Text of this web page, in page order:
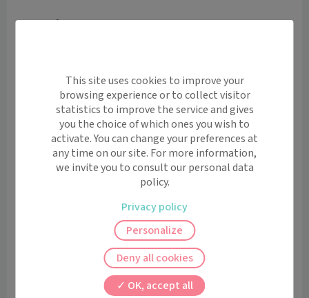
Le Pôle Forme
programmes personnalisés.
Ce ne sont pas moins de 20 activités à pratiquer dans
l’eau ou au sol, pour varier les plaisirs et combiner les
bienfait C’est une pratique à son rythme, avec des
abonnements unitaires, mensuels ou annuels valables
sur toutes les activités du centre.
C’est un ensemble d’activités centrées sur l’écoute et
la connaissance de soi, basées sur des principes
physiologiques fondamentaux. Parmi les concepts
exclusifs proposés par le centre :
le Concept Minceur Roosevelt, associant séances de
This site uses cookies to improve your
browsing experience or to collect visitor
statistics to improve the service and gives
you the choice of which ones you wish to
activate. You can change your preferences at
any time on our site. For more information,
we invite you to consult our personal data
policy.
OK, accept all
Deny all cookies
Personalize
Privacy policy